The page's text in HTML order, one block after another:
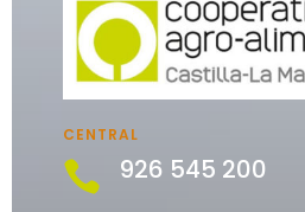
CENTRAL
 926 545 200